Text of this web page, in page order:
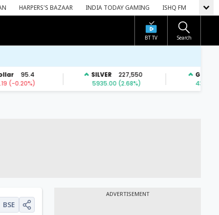
HARPERS'S BAZAAR INDIA TODAY GAMING ISHQ FM
BT TV Search
BSE
ADVERTISEMENT